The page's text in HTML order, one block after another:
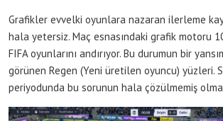
Grafikler evvelki oyunlara nazaran ilerleme
hala yetersiz. Maç esnasındaki grafik motoru
FIFA oyunlarını andırıyor. Bu durumun bir
görünen Regen (Yeni üretilen oyuncu) yüzleri.
periyodunda bu sorunun hala çözülmemiş